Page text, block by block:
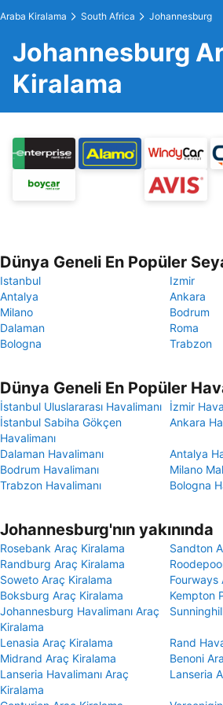
Araba Kiralama South Africa Johannesburg
Johannesburg
Kiralama
Dünya Geneli En Popüler
Istanbul
Izmir
Antalya
Ankara
Milano
Bodrum
Dalaman
Roma
Bologna
Trabzon
Dünya Geneli En Popüler
İstanbul Uluslararası Havalimanı
İzmir
İstanbul Sabiha Gökçen
Havalimanı
Ankara
Dalaman Havalimanı
Antalya
Bodrum Havalimanı
Milano
Trabzon Havalimanı
Bologna
Johannesburg'nın yakınında
Rosebank Araç Kiralama
Sandton
Randburg Araç Kiralama
Soweto Araç Kiralama
Fourways
Boksburg Araç Kiralama
Kempton
Johannesburg Havalimanı Araç
Kiralama
Lenasia Araç Kiralama
Rand
Midrand Araç Kiralama
Benoni
Lanseria Havalimanı Araç
Kiralama
Lanseria